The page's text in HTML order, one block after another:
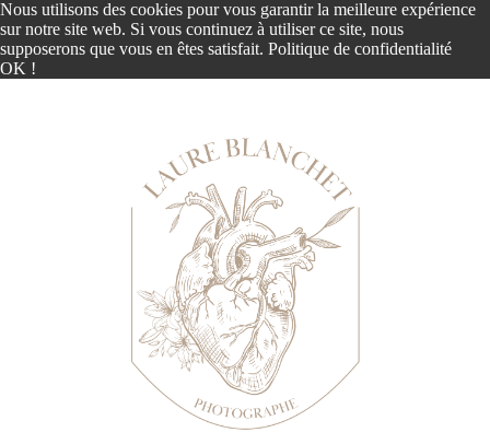
Nous utilisons des cookies pour vous garantir la meilleure expérience
sur notre site web. Si vous continuez à utiliser ce site, nous
supposerons que vous en êtes satisfait. Politique de confidentialité
OK !